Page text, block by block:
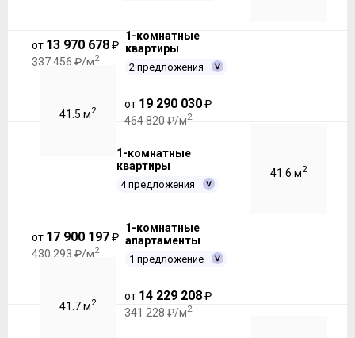
от 13 970 678₽
337 456 ₽/м2
1-комнатные
квартиры
2 предложения
41.5 м2
от 19 290 030₽
464 820 ₽/м2
1-комнатные
квартиры
4 предложения
41.6 м2
от 17 900 197₽
430 293 ₽/м2
1-комнатные
апартаменты
1 предложение
41.7 м2
от 14 229 208₽
341 228 ₽/м2